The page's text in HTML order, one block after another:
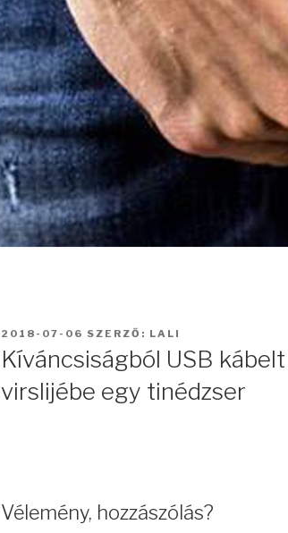
BEKÜLDVE:
2018-07-06 SZERZŐ: LALI
Kíváncsiságból USB
virslijébe egy tinédzser
Vélemény, hozzászólás?